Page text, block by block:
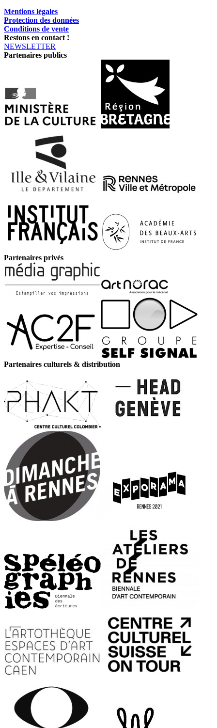
Mentions légales
Protection des données
Conditions de vente
Restons en contact !
NEWSLETTER
Partenaires publics
Partenaires privés
Partenaires culturels & distribution